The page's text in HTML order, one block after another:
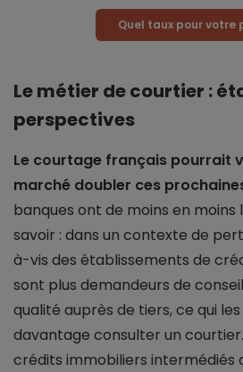
Quel taux pour votre
Le métier de courtier :
perspectives
Le courtage français pourrait
marché doubler ces
banques ont de moins en moins
savoir : dans un contexte de
à-vis des établissements de
sont plus demandeurs de
qualité auprès de tiers, ce qui
davantage consulter un
crédits immobiliers intermédiés